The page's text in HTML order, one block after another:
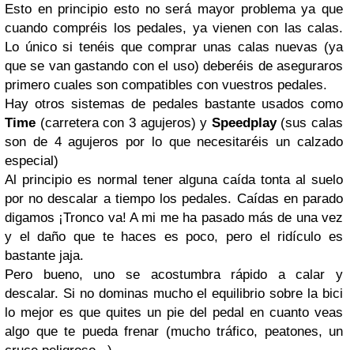
Esto en principio esto no será mayor problema ya que
cuando compréis los pedales, ya vienen con las calas.
Lo único si tenéis que comprar unas calas nuevas (ya
que se van gastando con el uso) deberéis de aseguraros
primero cuales son compatibles con vuestros pedales.
Hay otros sistemas de pedales bastante usados como
Time (carretera con 3 agujeros) y Speedplay (sus calas
son de 4 agujeros por lo que necesitaréis un calzado
especial)
Al principio es normal tener alguna caída tonta al suelo
por no descalar a tiempo los pedales. Caídas en parado
digamos ¡Tronco va! A mi me ha pasado más de una vez
y el daño que te haces es poco, pero el ridículo es
bastante jaja.
Pero bueno, uno se acostumbra rápido a calar y
descalar. Si no dominas mucho el equilibrio sobre la bici
lo mejor es que quites un pie del pedal en cuanto veas
algo que te pueda frenar (mucho tráfico, peatones, un